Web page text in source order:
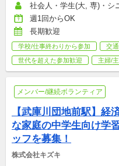
社会人・学生(大, 専)・シ
週1回からOK
長期歓迎
学校/仕事終わりから参加 交
世代を超えた参加歓迎
主婦/
メンバー/継続ボランティア
【武庫川団地前駅】経
な家庭の中学生向け学
ッフを募集！
株式会社キズキ